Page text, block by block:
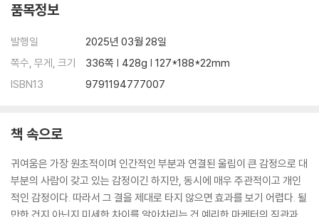
품목정보
발행일
2025년 03월 28일
쪽수, 무게, 크기
336쪽 | 428g | 127*188*22mm
ISBN13
9791194777007
책 속으로
귀여움은 가장 원초적이며 인간적인 부분과 연결된 울림이 큰 감정으로 대
부분의 사람이 갖고 있는 감정이긴 하지만, 동시에 매우 주관적이고 개인
적인 감정이다. 따라서 그 결을 제대로 타지 않으면 효과를 보기 어렵다. 될